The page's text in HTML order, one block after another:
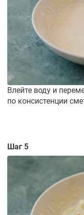
Влейте воду и
по консистенции
Шаг 5